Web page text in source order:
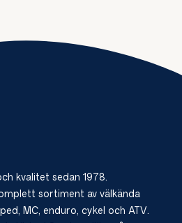
kvalitet sedan 1978.
sortiment av välkända
MC, enduro, cykel och ATV.